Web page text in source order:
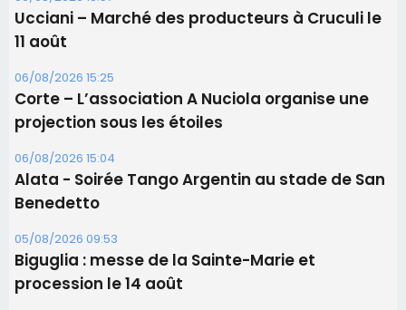
Ucciani – Marché des producteurs à Cruculi le
11 août
06/08/2026 15:25
Corte – L’association A Nuciola organise une
projection sous les étoiles
06/08/2026 15:04
Alata - Soirée Tango Argentin au stade de San
Benedetto
05/08/2026 09:53
Biguglia : messe de la Sainte-Marie et
procession le 14 août